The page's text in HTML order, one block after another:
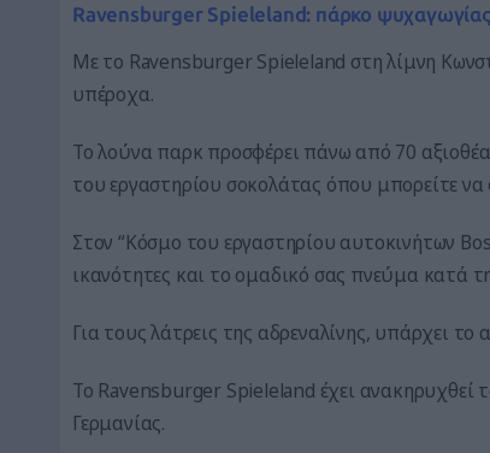
Ravensburger Spieleland: πάρκο ψυχαγωγίας
Με το Ravensburger Spieleland στη λίμνη
υπέροχα.
Το λούνα παρκ προσφέρει πάνω από 70
του εργαστηρίου σοκολάτας όπου μπορείτε
Στον “Κόσμο του εργαστηρίου αυτοκινήτων
ικανότητες και το ομαδικό σας πνεύμα κατά
Για τους λάτρεις της αδρεναλίνης, υπάρχει
Το Ravensburger Spieleland έχει ανακηρυχθεί
Γερμανίας.